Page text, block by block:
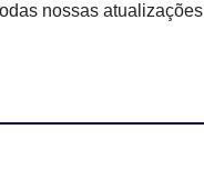
nossas atualizações